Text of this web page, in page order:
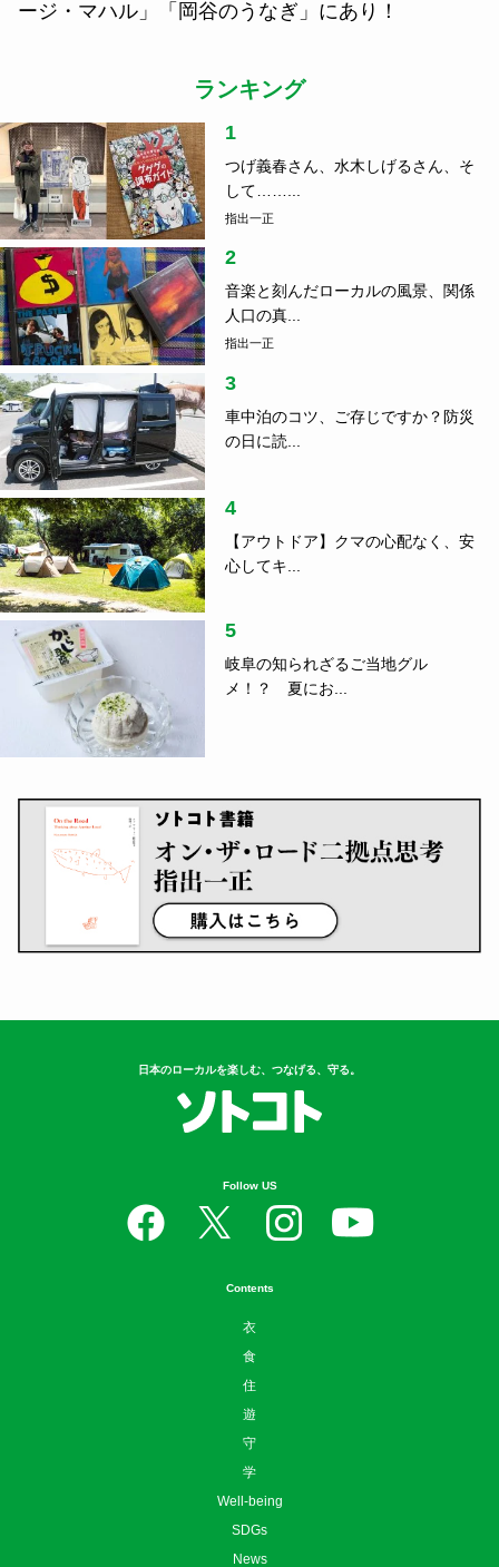
ージ・マハル」「岡谷のうなぎ」にあり！
ランキング
1
つげ義春さん、水木しげるさん、そ
して……...
指出一正
2
音楽と刻んだローカルの風景、関係
人口の真...
指出一正
3
車中泊のコツ、ご存じですか？防災
の日に読...
4
【アウトドア】クマの心配なく、安
心してキ...
5
岐阜の知られざるご当地グル
メ！？ 夏にお...
日本のローカルを楽しむ、つなげる、守る。
Follow US
Contents
衣
食
住
遊
守
学
Well-being
SDGs
News